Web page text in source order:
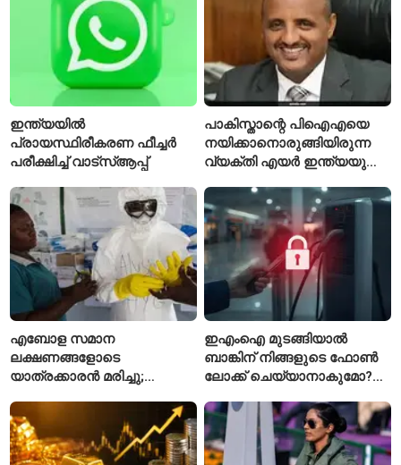
ഇന്ത്യയിൽ
പ്രായസ്ഥിരീകരണ ഫീച്ചർ
പരീക്ഷിച്ച് വാട്‌സ്ആപ്പ്
പാകിസ്താന്റെ പിഐഎയെ
നയിക്കാനൊരുങ്ങിയിരുന്ന
വ്യക്തി എയർ ഇന്ത്യയുടെ
എബോള സമാന
ലക്ഷണങ്ങളോടെ
യാത്രക്കാരൻ മരിച്ചു;
യാത്രക്കാരെ
നിരീക്ഷണത്തിൽ
ഇഎംഐ മുടങ്ങിയാൽ
ബാങ്കിന് നിങ്ങളുടെ ഫോൺ
ലോക്ക് ചെയ്യാനാകുമോ?
ചട്ടങ്ങൾ ഇങ്ങനെ